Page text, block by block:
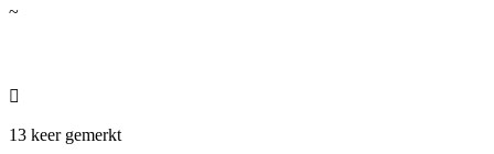
~

13 keer gemerkt